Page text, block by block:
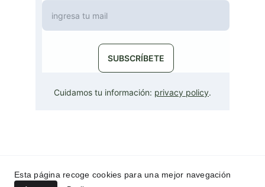
LaNotaGlobal© 2023
SUBSCRÍBETE
Cuidamos tu información: privacy policy.
Esta página recoge cookies para una mejor navegación